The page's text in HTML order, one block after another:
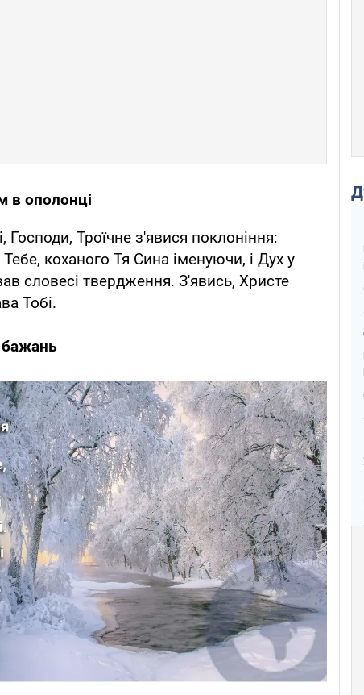
в ополонці
Троїчне з'явися поклоніння:
коханого Тя Сина іменуючи, і Дух у
словесі твердження. З'явись, Христе
Тобі.
бажань